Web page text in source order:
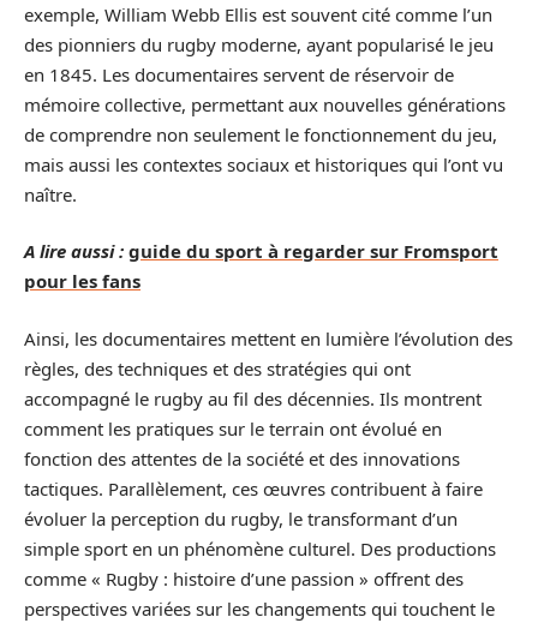
exemple, William Webb Ellis est souvent cité comme l’un
des pionniers du rugby moderne, ayant popularisé le jeu
en 1845. Les documentaires servent de réservoir de
mémoire collective, permettant aux nouvelles générations
de comprendre non seulement le fonctionnement du jeu,
mais aussi les contextes sociaux et historiques qui l’ont vu
naître.
A lire aussi : guide du sport à regarder sur Fromsport
pour les fans
Ainsi, les documentaires mettent en lumière l’évolution des
règles, des techniques et des stratégies qui ont
accompagné le rugby au fil des décennies. Ils montrent
comment les pratiques sur le terrain ont évolué en
fonction des attentes de la société et des innovations
tactiques. Parallèlement, ces œuvres contribuent à faire
évoluer la perception du rugby, le transformant d’un
simple sport en un phénomène culturel. Des productions
comme « Rugby : histoire d’une passion » offrent des
perspectives variées sur les changements qui touchent le